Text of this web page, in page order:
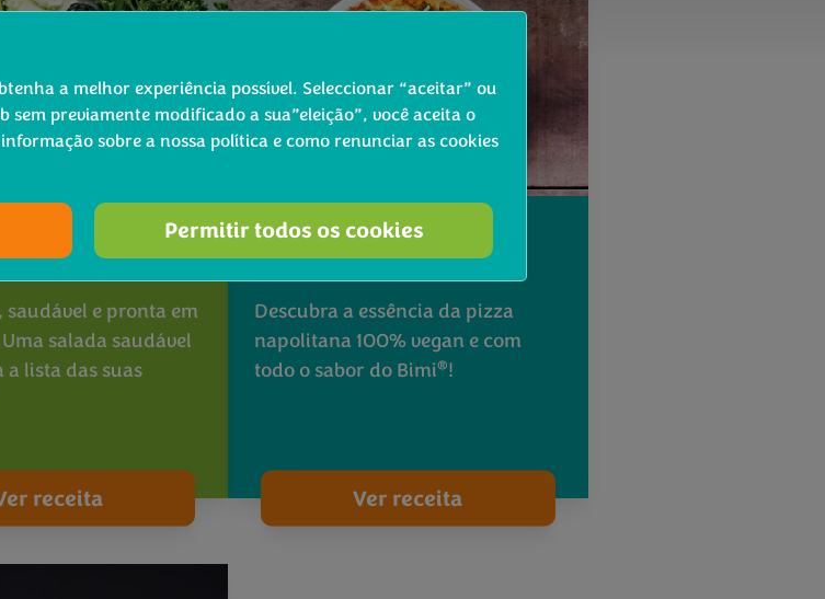
Bimi
saudável e pronta em
salada saudável
a lista das suas
receita
Pizza Vegetariana com
®
Descubra a essência da pizza
napolitana 100% vegan e com
todo o sabor do Bimi®!
Ver receita
a melhor experiência possível. Seleccionar “aceitar” ou
sem previamente modificado a sua”eleição”, você aceita o
sobre a nossa política e como renunciar as cookies
Permitir todos os cookies